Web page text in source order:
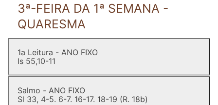
3ª-FEIRA DA 1ª SEMANA -
QUARESMA
1a Leitura - ANO FIXO
Is 55,10-11
Salmo - ANO FIXO
Sl 33, 4-5. 6-7. 16-17. 18-19 (R. 18b)